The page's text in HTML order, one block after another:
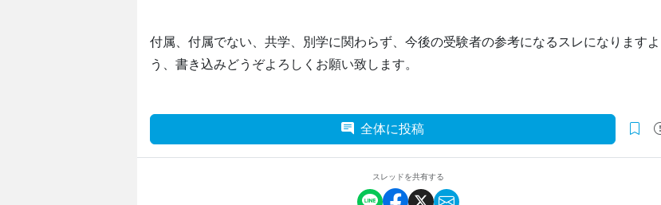
付属、付属でない、共学、別学に関わらず、今後の受験者の参考になるスレになりますよ
う、書き込みどうぞよろしくお願い致します。
全体に投稿
スレッドを共有する